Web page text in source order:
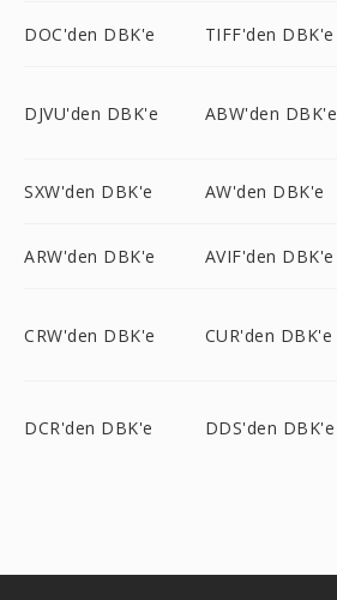
DOC'den DBK'e TIFF'den DBK'e
DJVU'den DBK'e ABW'den DBK'e
SXW'den DBK'e AW'den DBK'e
ARW'den DBK'e AVIF'den DBK'e
CRW'den DBK'e CUR'den DBK'e
DCR'den DBK'e DDS'den DBK'e